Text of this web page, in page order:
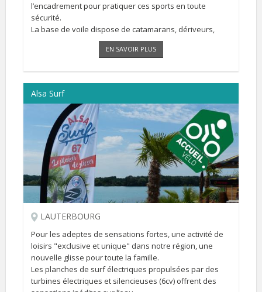
l’encadrement pour pratiquer ces sports en toute
sécurité.
La base de voile dispose de catamarans, dériveurs,
planches à voiles, canoës et kayaks, stand-up-paddles,
EN SAVOIR PLUS
Alsa Surf
LAUTERBOURG
Pour les adeptes de sensations fortes, une activité de
loisirs "exclusive et unique" dans notre région, une
nouvelle glisse pour toute la famille.
Les planches de surf électriques propulsées par des
turbines électriques et silencieuses (6cv) offrent des